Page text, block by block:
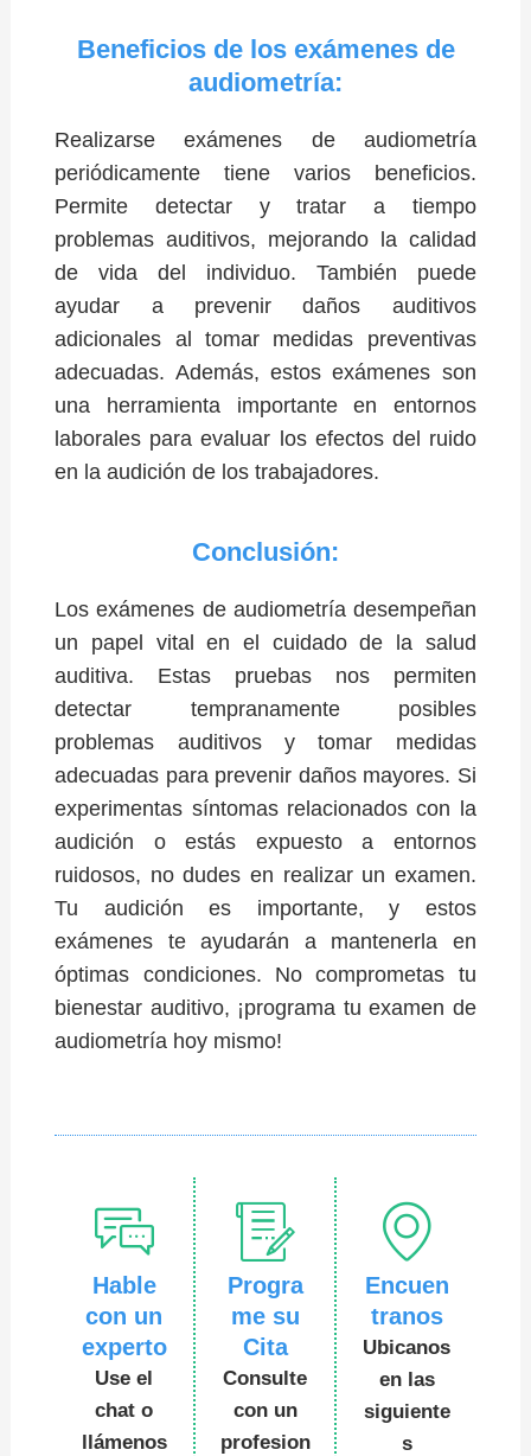
Beneficios de los exámenes de
audiometría:
Realizarse exámenes de audiometría
periódicamente tiene varios beneficios.
Permite detectar y tratar a tiempo
problemas auditivos, mejorando la calidad
de vida del individuo. También puede
ayudar a prevenir daños auditivos
adicionales al tomar medidas preventivas
adecuadas. Además, estos exámenes son
una herramienta importante en entornos
laborales para evaluar los efectos del ruido
en la audición de los trabajadores.
Conclusión:
Los exámenes de audiometría desempeñan
un papel vital en el cuidado de la salud
auditiva. Estas pruebas nos permiten
detectar tempranamente posibles
problemas auditivos y tomar medidas
adecuadas para prevenir daños mayores. Si
experimentas síntomas relacionados con la
audición o estás expuesto a entornos
ruidosos, no dudes en realizar un examen.
Tu audición es importante, y estos
exámenes te ayudarán a mantenerla en
óptimas condiciones. No comprometas tu
bienestar auditivo, ¡programa tu examen de
audiometría hoy mismo!
Hable
con un
experto
Use el
chat o
llámenos
Progra
me su
Cita
Consulte
con un
profesion
Encuen
tranos
Ubicanos
en las
siguiente
s